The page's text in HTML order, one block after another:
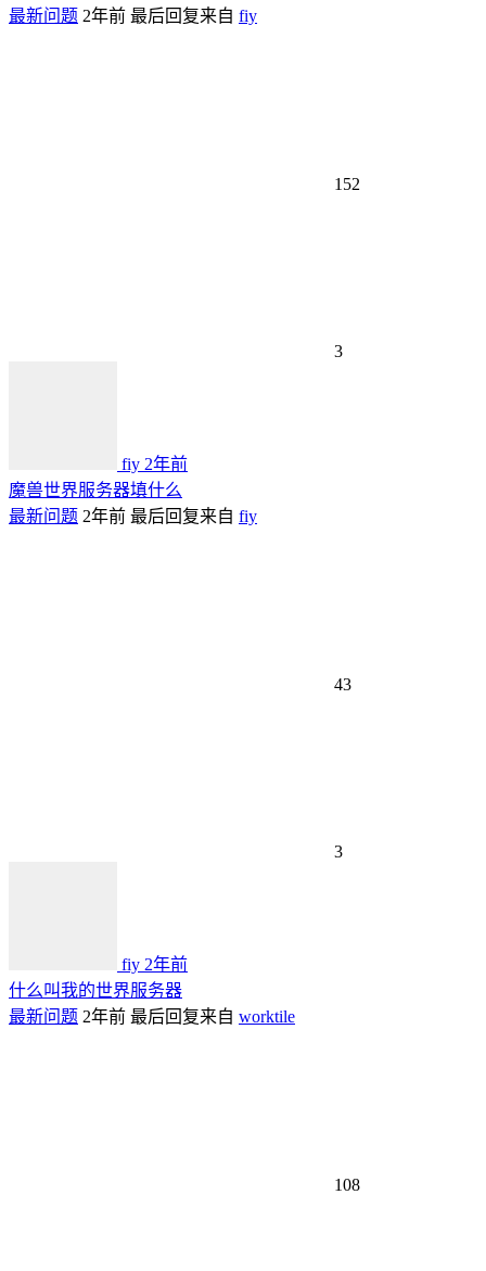
最新问题 2年前 最后回复来自 fiy
152
3
fiy 2年前
魔兽世界服务器填什么
最新问题 2年前 最后回复来自 fiy
43
3
fiy 2年前
什么叫我的世界服务器
最新问题 2年前 最后回复来自 worktile
108